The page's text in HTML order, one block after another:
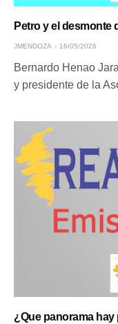
Petro y el desmonte
JMENDOZA 16/05/2026
Bernardo Henao
y presidente de la
¿Que panorama